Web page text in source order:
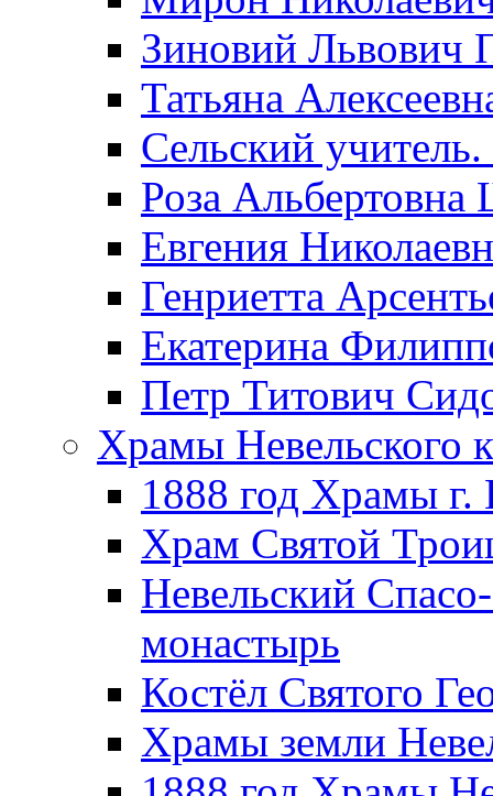
Зиновий Львович
Татьяна
Сельский
Роза
Евгения
Генриетта
Екатерина
Петр Титович
Храмы Невельского
1888 год Храмы г.
Храм Святой
Невельский
монастырь
Костёл Святого
Храмы земли